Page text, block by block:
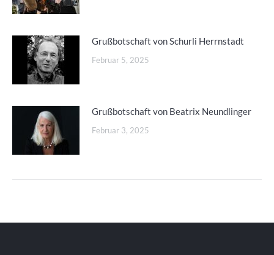
Grußbotschaft von Schurli Herrnstadt
Februar 5, 2025
Grußbotschaft von Beatrix Neundlinger
Februar 3, 2025